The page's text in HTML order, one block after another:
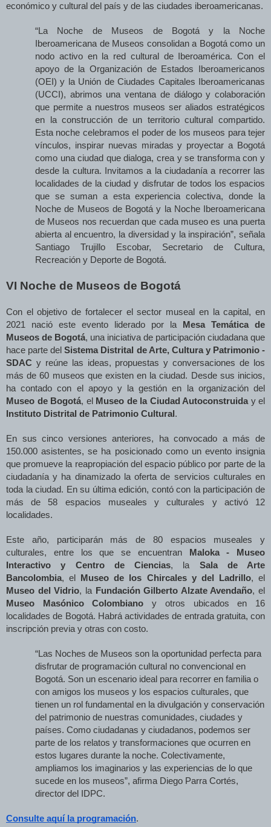
económico y cultural del país y de las ciudades iberoamericanas.
“La Noche de Museos de Bogotá y la Noche
Iberoamericana de Museos consolidan a Bogotá como un
nodo activo en la red cultural de Iberoamérica. Con el
apoyo de la Organización de Estados Iberoamericanos
(OEI) y la Unión de Ciudades Capitales Iberoamericanas
(UCCI), abrimos una ventana de diálogo y colaboración
que permite a nuestros museos ser aliados estratégicos
en la construcción de un territorio cultural compartido.
Esta noche celebramos el poder de los museos para tejer
vínculos, inspirar nuevas miradas y proyectar a Bogotá
como una ciudad que dialoga, crea y se transforma con y
desde la cultura. Invitamos a la ciudadanía a recorrer las
localidades de la ciudad y disfrutar de todos los espacios
que se suman a esta experiencia colectiva, donde la
Noche de Museos de Bogotá y la Noche Iberoamericana
de Museos nos recuerdan que cada museo es una puerta
abierta al encuentro, la diversidad y la inspiración”, señala
Santiago Trujillo Escobar, Secretario de Cultura,
Recreación y Deporte de Bogotá.
VI Noche de Museos de Bogotá
Con el objetivo de fortalecer el sector museal en la capital, en
2021 nació este evento liderado por la
Mesa Temática de
Museos de Bogotá, una iniciativa de participación ciudadana que
hace parte delSistema Distrital de Arte, Cultura y Patrimonio -
SDAC y reúne las ideas, propuestas y conversaciones de los
más de 60 museos que existen en la ciudad. Desde sus inicios,
ha contado con el apoyo y la gestión en la organización del
Museo de Bogotá, el Museo de la Ciudad Autoconstruida y el
Instituto Distrital de Patrimonio Cultural .
En sus cinco versiones anteriores, ha convocado a más de
150.000 asistentes, se ha posicionado como un evento insignia
que promueve la reapropiación del espacio público por parte de la
ciudadanía y ha dinamizado la oferta de servicios culturales en
toda la ciudad. En su última edición, contó con la participación de
más de 58 espacios museales y culturales y activó 12
localidades.
Este año, participarán más de 80 espacios museales y
culturales, entre los que se encuentran
Maloka - Museo
Interactivo y Centro de Ciencias, la Sala de Arte
Bancolombia, el Museo de los Chircales y del Ladrillo, el
Museo del Vidrio, la Fundación Gilberto Alzate Avendaño, el
Museo Masónico Colombiano y otros ubicados en 16
localidades de Bogotá. Habrá actividades de entrada gratuita, con
inscripción previa y otras con costo.
“Las Noches de Museos son la oportunidad perfecta para
disfrutar de programación cultural no convencional en
Bogotá. Son un escenario ideal para recorrer en familia o
con amigos los museos y los espacios culturales, que
tienen un rol fundamental en la divulgación y conservación
del patrimonio de nuestras comunidades, ciudades y
países. Como ciudadanas y ciudadanos, podemos ser
parte de los relatos y transformaciones que ocurren en
estos lugares durante la noche. Colectivamente,
ampliamos los imaginarios y las experiencias de lo que
sucede en los museos”, afirma Diego Parra Cortés,
director del IDPC.
Consulte aquí la programación.